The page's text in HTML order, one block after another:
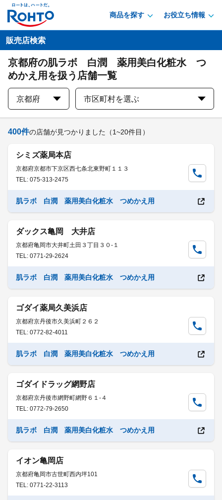
商品を探す お役立ち情報
販売店検索
京都府の肌ラボ 白潤 薬用美白化粧水 つ
めかえ用を扱う店舗一覧
京都府 市区町村を選ぶ
400件の店舗が見つかりました （1~20件目）
シミズ薬局本店
京都府京都市下京区西七条北東野町１１３
TEL: 075-313-2475
肌ラボ 白潤 薬用美白化粧水 つめかえ用
ダックス亀岡 大井店
京都府亀岡市大井町土田３丁目３０-１
TEL: 0771-29-2624
肌ラボ 白潤 薬用美白化粧水 つめかえ用
ゴダイ薬局久美浜店
京都府京丹後市久美浜町２６２
TEL: 0772-82-4011
肌ラボ 白潤 薬用美白化粧水 つめかえ用
ゴダイドラッグ網野店
京都府京丹後市網野町網野６１-４
TEL: 0772-79-2650
肌ラボ 白潤 薬用美白化粧水 つめかえ用
イオン亀岡店
京都府亀岡市古世町西内坪101
TEL: 0771-22-3113